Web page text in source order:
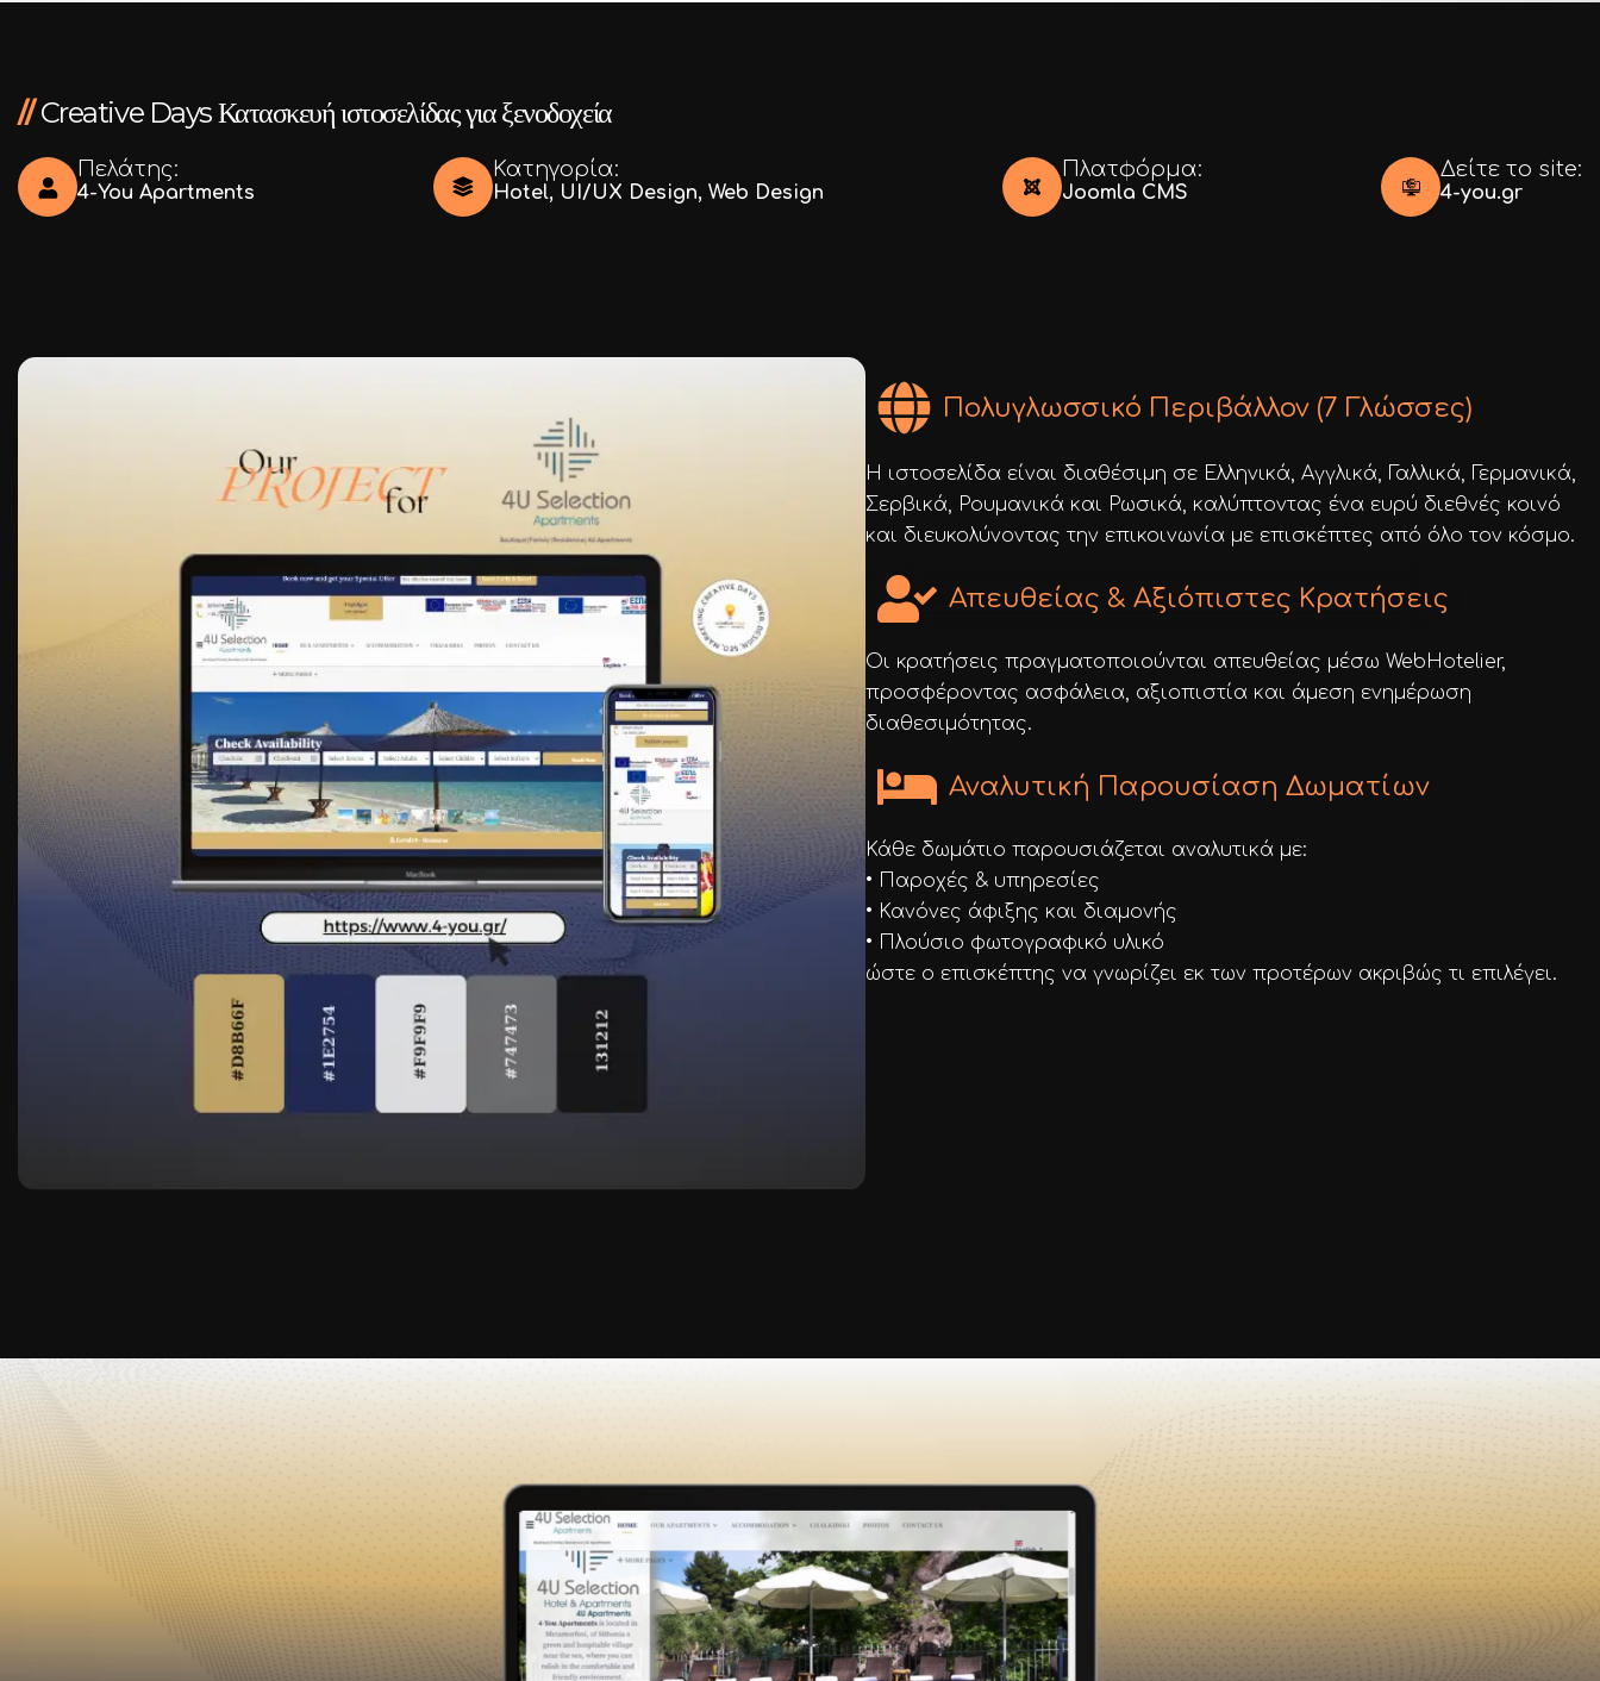
//Creative Days Κατασκευή ιστοσελίδας για ξενοδοχεία
Πελάτης:
4-You Apartments
Κατηγορία:
Hotel, UI/UX Design, Web Design
Πλατφόρμα:
Joomla CMS
Δείτε το site:
4-you.gr
Πολυγλωσσικό Περιβάλλον (7 Γλώσσες)
Η ιστοσελίδα είναι διαθέσιμη σε Ελληνικά, Αγγλικά, Γαλλικά, Γερμανικά,
Σερβικά, Ρουμανικά και Ρωσικά, καλύπτοντας ένα ευρύ διεθνές κοινό
και διευκολύνοντας την επικοινωνία με επισκέπτες από όλο τον κόσμο.
Απευθείας & Αξιόπιστες Κρατήσεις
Οι κρατήσεις πραγματοποιούνται απευθείας μέσω WebHotelier,
προσφέροντας ασφάλεια, αξιοπιστία και άμεση ενημέρωση
διαθεσιμότητας.
Αναλυτική Παρουσίαση Δωματίων
Κάθε δωμάτιο παρουσιάζεται αναλυτικά με:
• Παροχές & υπηρεσίες
• Κανόνες άφιξης και διαμονής
• Πλούσιο φωτογραφικό υλικό
ώστε ο επισκέπτης να γνωρίζει εκ των προτέρων ακριβώς τι επιλέγει.